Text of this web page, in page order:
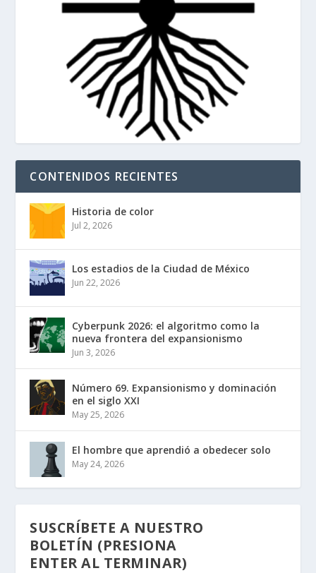
CONTENIDOS RECIENTES
Historia de color
Jul 2, 2026
Los estadios de la Ciudad de México
Jun 22, 2026
Cyberpunk 2026: el algoritmo como la
nueva frontera del expansionismo
Jun 3, 2026
Número 69. Expansionismo y dominación
en el siglo XXI
May 25, 2026
El hombre que aprendió a obedecer solo
May 24, 2026
SUSCRÍBETE A NUESTRO
BOLETÍN (PRESIONA
ENTER AL TERMINAR)